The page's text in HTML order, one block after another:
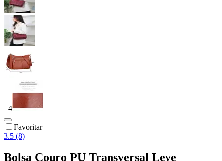
+4
Favoritar
3.5 (8)
Bolsa Couro PU Transversal Leve